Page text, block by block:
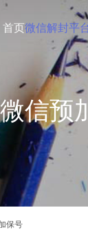
首页微信解封平
微信预
保号